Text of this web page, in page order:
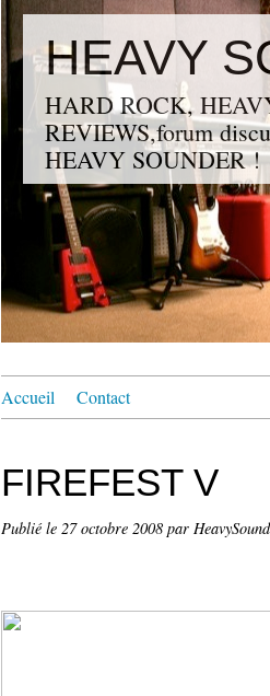
HEAVY
HARD ROCK,
REVIEWS,forum
HEAVY SOUNDER !
Accueil Contact
FIREFEST V
Publié le 27 octobre 2008 par